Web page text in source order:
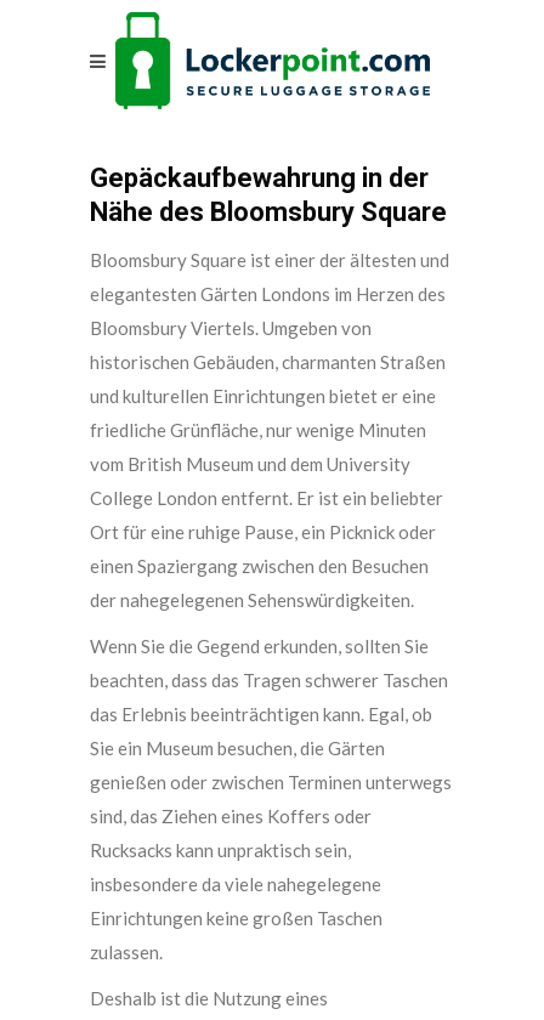
Gepäckaufbewahrung in der
Nähe des Bloomsbury Square
Bloomsbury Square ist einer der ältesten und
elegantesten Gärten Londons im Herzen des
Bloomsbury Viertels. Umgeben von
historischen Gebäuden, charmanten Straßen
und kulturellen Einrichtungen bietet er eine
friedliche Grünfläche, nur wenige Minuten
vom British Museum und dem University
College London entfernt. Er ist ein beliebter
Ort für eine ruhige Pause, ein Picknick oder
einen Spaziergang zwischen den Besuchen
der nahegelegenen Sehenswürdigkeiten.
Wenn Sie die Gegend erkunden, sollten Sie
beachten, dass das Tragen schwerer Taschen
das Erlebnis beeinträchtigen kann. Egal, ob
Sie ein Museum besuchen, die Gärten
genießen oder zwischen Terminen unterwegs
sind, das Ziehen eines Koffers oder
Rucksacks kann unpraktisch sein,
insbesondere da viele nahegelegene
Einrichtungen keine großen Taschen
zulassen.
Deshalb ist die Nutzung eines